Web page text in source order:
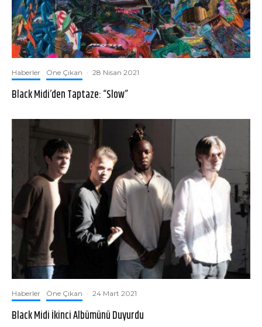
Haberler Öne Çıkan · 28 Nisan 2021
Black Midi’den Taptaze: “Slow”
Haberler Öne Çıkan · 24 Mart 2021
Black Midi İkinci Albümünü Duyurdu